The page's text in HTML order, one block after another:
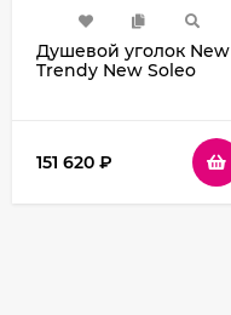
Душевой уголок New
Trendy New Soleo
стекло прозрачное
151 620 ₽